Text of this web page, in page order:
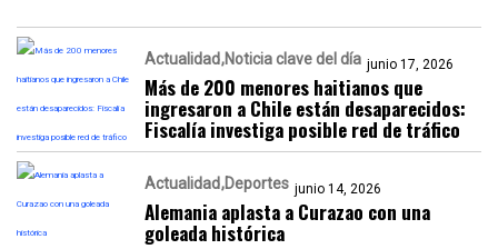
Actualidad Noticia clave del día junio 17, 2026
Más de 200 menores haitianos que
ingresaron a Chile están desaparecidos:
Fiscalía investiga posible red de tráfico
Actualidad Deportes junio 14, 2026
Alemania aplasta a Curazao con una
goleada histórica